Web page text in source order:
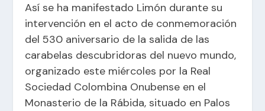
Así se ha manifestado Limón durante su
intervención en el acto de conmemoración
del 530 aniversario de la salida de las
carabelas descubridoras del nuevo mundo,
organizado este miércoles por la Real
Sociedad Colombina Onubense en el
Monasterio de la Rábida, situado en Palos